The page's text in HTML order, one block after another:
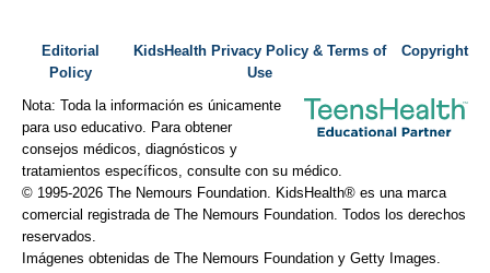
Editorial
Policy
KidsHealth Privacy Policy & Terms of
Use
Copyright
Nota: Toda la información es únicamente
para uso educativo. Para obtener
consejos médicos, diagnósticos y
tratamientos específicos, consulte con su médico.
© 1995-2026 The Nemours Foundation. KidsHealth® es una marca
comercial registrada de The Nemours Foundation. Todos los derechos
reservados.
Imágenes obtenidas de The Nemours Foundation y Getty Images.